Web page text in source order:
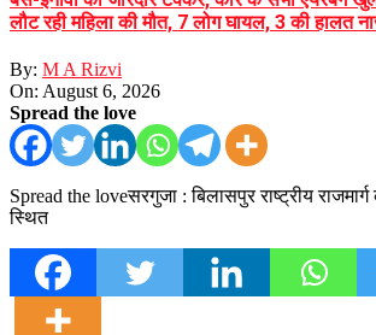
लौट रही महिला की मौत, 7 लोग घायल, 3 की हालत
By: M A Rizvi
On: August 6, 2026
Spread the love
Spread the loveसरगुजा : बिलासपुर राष्ट्रीय
स्थित